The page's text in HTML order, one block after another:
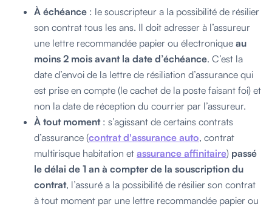
À échéance : le souscripteur a la possibilité de résilier
son contrat tous les ans. Il doit adresser à l’assureur
une lettre recommandée papier ou électronique au
moins 2 mois avant la date d’échéance. C’est la
date d’envoi de la lettre de résiliation d’assurance qui
est prise en compte (le cachet de la poste faisant foi) et
non la date de réception du courrier par l’assureur.
À tout moment: s’agissant de certains contrats
d’assurance (contrat d'assurance auto, contrat
multirisque habitation et assurance affinitaire) passé
le délai de 1 an à compter de la souscription du
contrat, l’assuré a la possibilité de résilier son contrat
à tout moment par une lettre recommandée papier ou